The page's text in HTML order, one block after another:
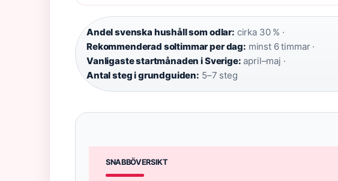
Andel svenska hushåll som odlar: cirka 30 % ·
Rekommenderad soltimmar per dag: minst 6 timmar ·
Vanligaste startmånaden i Sverige: april–maj ·
Antal steg i grundguiden: 5–7 steg
SNABBÖVERSIKT